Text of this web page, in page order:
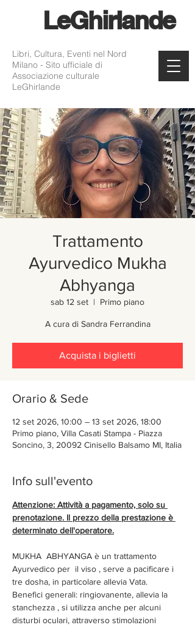
LeGhirlande
Libri, Cultura, Eventi nel Nord
Milano - Sito ufficiale di
Associazione culturale
LeGhirlande
Trattamento
Ayurvedico Mukha
Abhyanga
sab 12 set
  |
Primo piano
A cura di Sandra Ferrandina
Acquista i biglietti
Orario & Sede
12 set 2026, 10:00 – 13 set 2026, 18:00
Primo piano, Villa Casati Stampa - Piazza
Soncino, 3, 20092 Cinisello Balsamo MI, Italia
Info sull'evento
Attenzione: Attività a pagamento, solo su
prenotazione. Il prezzo della prestazione è
determinato dell'operatore.
MUKHA  ABHYANGA è un trattamento
Ayurvedico per  il viso , serve a pacificare i
tre dosha, in particolare allevia Vata.
Benefici generali: ringiovanente, allevia la
stanchezza , si utilizza anche per alcuni
disturbi oculari, attraverso stimolazioni